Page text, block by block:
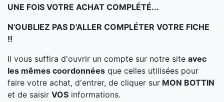
UNE FOIS VOTRE ACHAT COMPLÉTÉ...
N'OUBLIEZ PAS D'ALLER COMPLÉTER VOTRE FICHE
!!
Il vous suffira d'ouvrir un compte sur notre site avec
les mêmes coordonnées que celles utilisées pour
faire votre achat, d'entrer, de cliquer sur MON BOTTIN
et de saisir VOS informations.